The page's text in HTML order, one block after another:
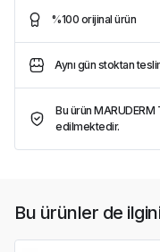
%100 orijinal ürün
Aynı gün stoktan
Bu ürün
edilmektedir.
Bu ürünler de